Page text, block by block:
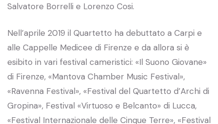
Salvatore Borrelli e Lorenzo Cosi.
Nell’aprile 2019 il Quartetto ha debuttato a Carpi e
alle Cappelle Medicee di Firenze e da allora si è
esibito in vari festival cameristici: «Il Suono Giovane»
di Firenze, «Mantova Chamber Music Festival»,
«Ravenna Festival», «Festival del Quartetto d’Archi di
Gropina», Festival «Virtuoso e Belcanto» di Lucca,
«Festival Internazionale delle Cinque Terre», «Festival